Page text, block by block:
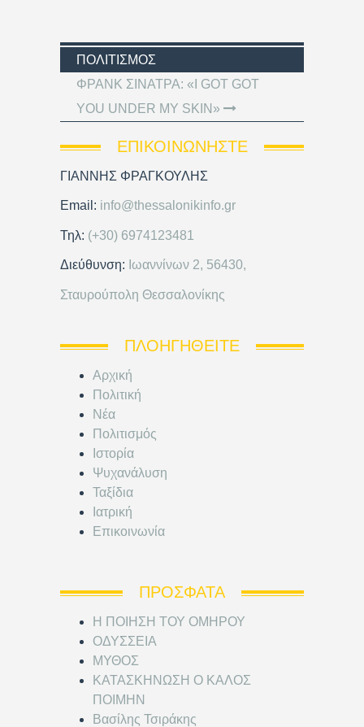
ΠΟΛΙΤΙΣΜΌΣ
ΦΡΑΝΚ ΣΙΝΑΤΡΑ: «I GOT GOT
YOU UNDER MY SKIN»
ΕΠΙΚΟΙΝΩΝΉΣΤΕ
ΓΙΑΝΝΗΣ ΦΡΑΓΚΟΥΛΗΣ
Email: info@thessalonikinfo.gr
Τηλ: (+30) 6974123481
Διεύθυνση: Ιωαννίνων 2, 56430,
Σταυρούπολη Θεσσαλονίκης
ΠΛΟΗΓΗΘΕΊΤΕ
Αρχική
Πολιτική
Νέα
Πολιτισμός
Ιστορία
Ψυχανάλυση
Ταξίδια
Ιατρική
Επικοινωνία
ΠΡΌΣΦΑΤΑ
Η ΠΟΙΗΣΗ ΤΟΥ ΟΜΗΡΟΥ
ΟΔΥΣΣΕΙΑ
ΜΥΘΟΣ
ΚΑΤΑΣΚΗΝΩΣΗ Ο ΚΑΛΟΣ
ΠΟΙΜΗΝ
Βασίλης Τσιράκης